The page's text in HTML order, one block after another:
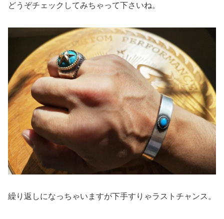
どうぞチェックしてみちゃって下さいね。
繰り返しになっちゃいますが下手すりゃラストチャンス。